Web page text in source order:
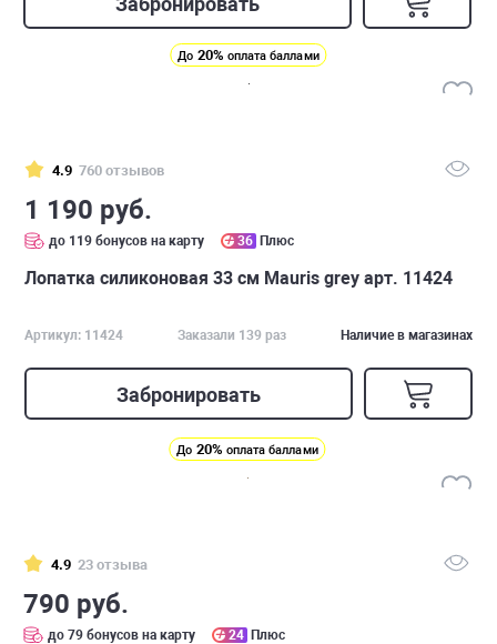
До 20% оплата баллами
4.9 760 отзывов
1 190 руб.
до 119 бонусов на карту 36 Плюс
Лопатка силиконовая 33 см Mauris grey арт. 11424
Артикул: 11424 Заказали 139 раз Наличие в магазинах
Забронировать
До 20% оплата баллами
4.9 23 отзыва
790 руб.
до 79 бонусов на карту 24 Плюс